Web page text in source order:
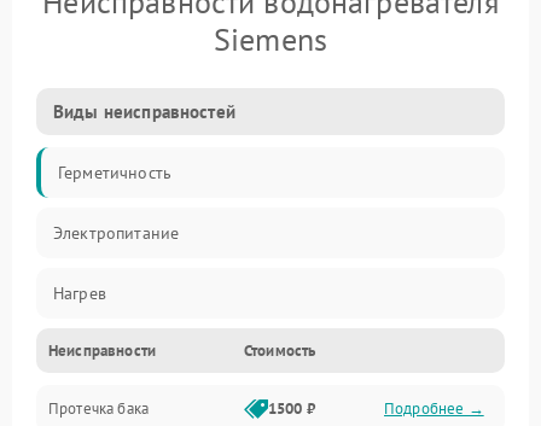
Siemens
Виды неисправностей
Герметичность
Электропитание
Нагрев
Датчики
Механика
Неисправности Стоимость
Протечка бака 1500 ₽ Подробнее →